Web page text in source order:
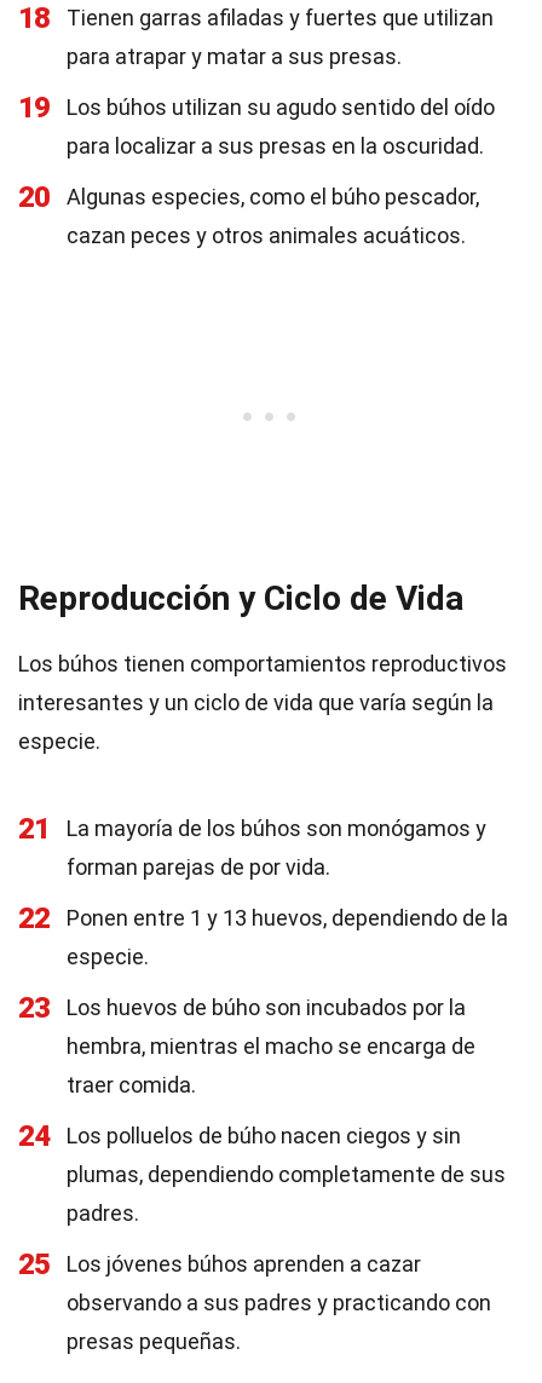
18
Tienen garras afiladas y fuertes que utilizan
para atrapar y matar a sus presas.
19
Los búhos utilizan su agudo sentido del oído
para localizar a sus presas en la oscuridad.
20
Algunas especies, como el búho pescador,
cazan peces y otros animales acuáticos.
Reproducción y Ciclo de Vida
Los búhos tienen comportamientos reproductivos
interesantes y un ciclo de vida que varía según la
especie.
21
La mayoría de los búhos son monógamos y
forman parejas de por vida.
22
Ponen entre 1 y 13 huevos, dependiendo de la
especie.
23
Los huevos de búho son incubados por la
hembra, mientras el macho se encarga de
traer comida.
24
Los polluelos de búho nacen ciegos y sin
plumas, dependiendo completamente de sus
padres.
25
Los jóvenes búhos aprenden a cazar
observando a sus padres y practicando con
presas pequeñas.